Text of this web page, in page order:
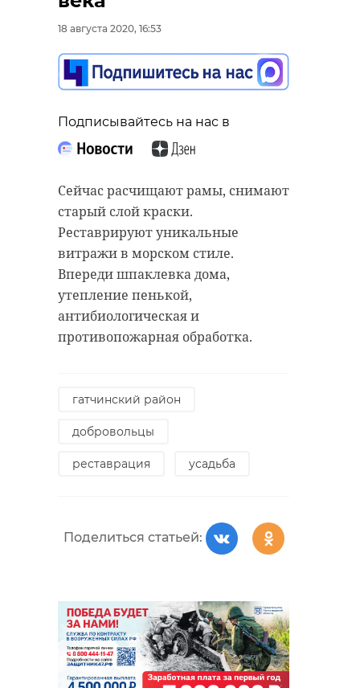
18 августа 2020, 16:53
Подписывайтесь на нас в
Сейчас расчищают рамы, снимают
старый слой краски.
Реставрируют уникальные
витражи в морском стиле.
Впереди шпаклевка дома,
утепление пенькой,
антибиологическая и
противопожарная обработка.
гатчинский район
добровольцы
реставрация усадьба
Поделиться статьей: